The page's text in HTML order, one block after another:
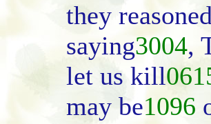
they reasoned
saying3004,
let us kill
may be1096